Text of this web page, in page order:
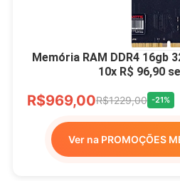
Memória RAM DDR4 16gb
10x R$ 96,90
R$969,00R$1229,00 -21%
Ver na PROMOÇÕES